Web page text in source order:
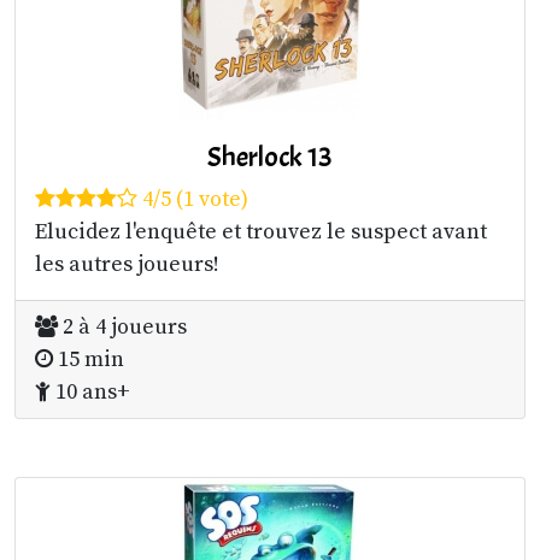
Sherlock 13
4/5 (1 vote)
Elucidez l'enquête et trouvez le suspect avant
les autres joueurs!
2 à 4 joueurs
15 min
10 ans+